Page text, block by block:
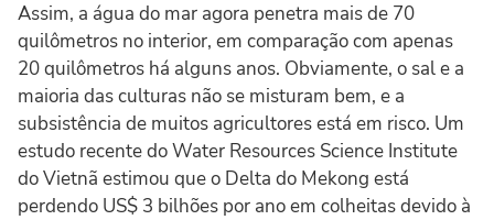
Assim, a água do mar agora penetra mais de 70
quilômetros no interior, em comparação com apenas
20 quilômetros há alguns anos. Obviamente, o sal e a
maioria das culturas não se misturam bem, e a
subsistência de muitos agricultores está em risco. Um
estudo recente do Water Resources Science Institute
do Vietnã estimou que o Delta do Mekong está
perdendo US$ 3 bilhões por ano em colheitas devido à